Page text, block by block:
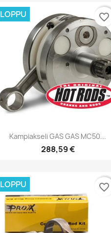
Pikakatselu
Kampiakseli GAS GAS MC50...
288,59 €
LOPPU favorite_border
LOPPU favorite_border